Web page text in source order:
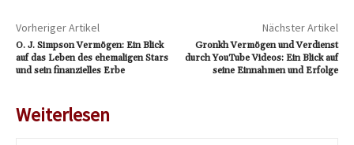
Vorheriger Artikel
O. J. Simpson Vermögen: Ein Blick
auf das Leben des ehemaligen Stars
und sein finanzielles Erbe
Nächster Artikel
Gronkh Vermögen und Verdienst
durch YouTube Videos: Ein Blick auf
seine Einnahmen und Erfolge
Weiterlesen